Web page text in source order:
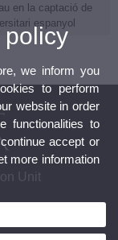
en la captació de
espanyol
Unit
we inform you
to perform
website in order
functionalities to
accept or
more information